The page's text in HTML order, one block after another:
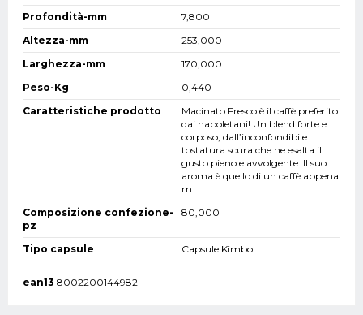
Profondità-mm
7,800
Altezza-mm
253,000
Larghezza-mm
170,000
Peso-Kg
0,440
Caratteristiche prodotto
Macinato Fresco è il caffè preferito
dai napoletani! Un blend forte e
corposo, dall’inconfondibile
tostatura scura che ne esalta il
gusto pieno e avvolgente. Il suo
aroma è quello di un caffè appena
m
Composizione confezione-
pz
80,000
Tipo capsule Capsule Kimbo
ean13 8002200144982